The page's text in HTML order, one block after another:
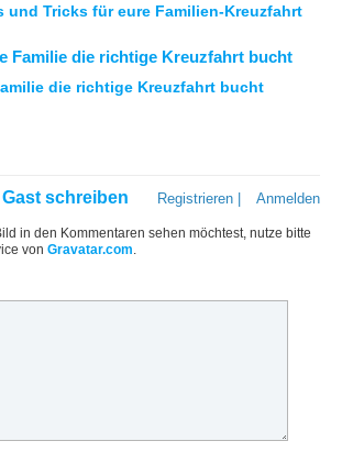
und Tricks für eure Familien-Kreuzfahrt
die richtige Kreuzfahrt bucht
Anmelden
Registrieren
schreiben
in den Kommentaren sehen möchtest, nutze bitte
von Gravatar.com